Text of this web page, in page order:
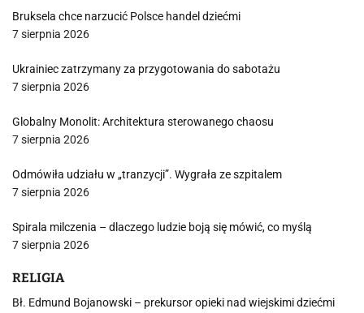
Bruksela chce narzucić Polsce handel dziećmi
7 sierpnia 2026
Ukrainiec zatrzymany za przygotowania do sabotażu
7 sierpnia 2026
Globalny Monolit: Architektura sterowanego chaosu
7 sierpnia 2026
Odmówiła udziału w „tranzycji”. Wygrała ze szpitalem
7 sierpnia 2026
Spirala milczenia – dlaczego ludzie boją się mówić, co myślą
7 sierpnia 2026
RELIGIA
Bł. Edmund Bojanowski – prekursor opieki nad wiejskimi dziećmi